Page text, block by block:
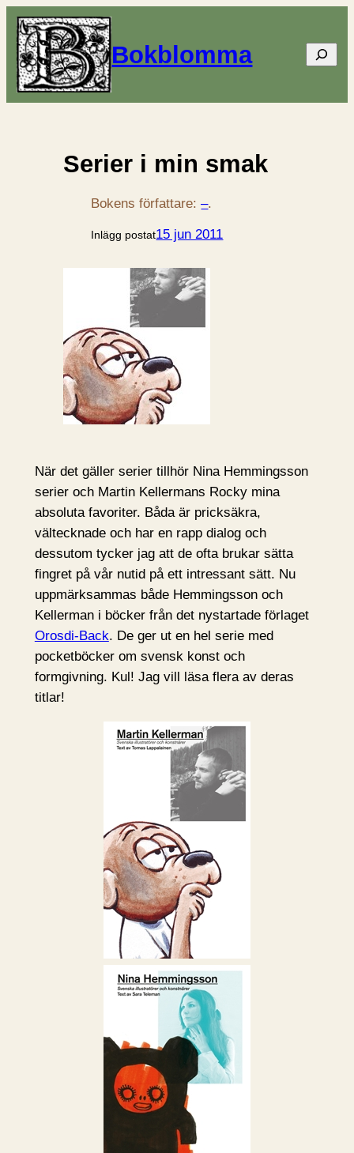
Bokblomma Sök
Serier i min smak
Bokens författare:–.
Inlägg postat15 jun 2011
När det gäller serier tillhör Nina Hemmingsson
serier och Martin Kellermans Rocky mina
absoluta favoriter. Båda är pricksäkra,
vältecknade och har en rapp dialog och
dessutom tycker jag att de ofta brukar sätta
fingret på vår nutid på ett intressant sätt. Nu
uppmärksammas både Hemmingsson och
Kellerman i böcker från det nystartade förlaget
Orosdi-Back. De ger ut en hel serie med
pocketböcker om svensk konst och
formgivning. Kul! Jag vill läsa flera av deras
titlar!